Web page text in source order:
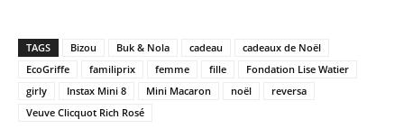
TAGS Bizou Buk & Nola cadeau
cadeaux de Noël
EcoGriffe
familiprix femme fille
Fondation Lise Watier
girly
Instax Mini 8 Mini Macaron noël
reversa
Veuve Clicquot Rich Rosé